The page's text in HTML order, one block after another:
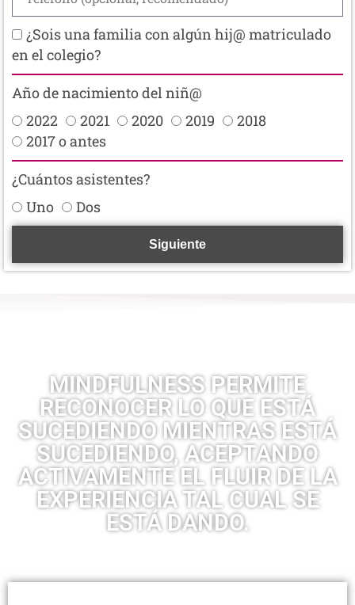
¿Sois una familia con algún hij@ matriculado
en el colegio?
Año de nacimiento del niñ@
2022
2021 2020 2019
2018
2017 o antes
¿Cuántos asistentes?
Uno
Dos
Siguiente
MINDFULNESS PERMITE
RECONOCER LO QUE ESTÁ
SUCEDIENDO MIENTRAS ESTÁ
SUCEDIENDO, ACEPTANDO
ACTIVAMENTE EL FLUIR DE LA
EXPERIENCIA TAL CUAL SE
ESTÁ DANDO.